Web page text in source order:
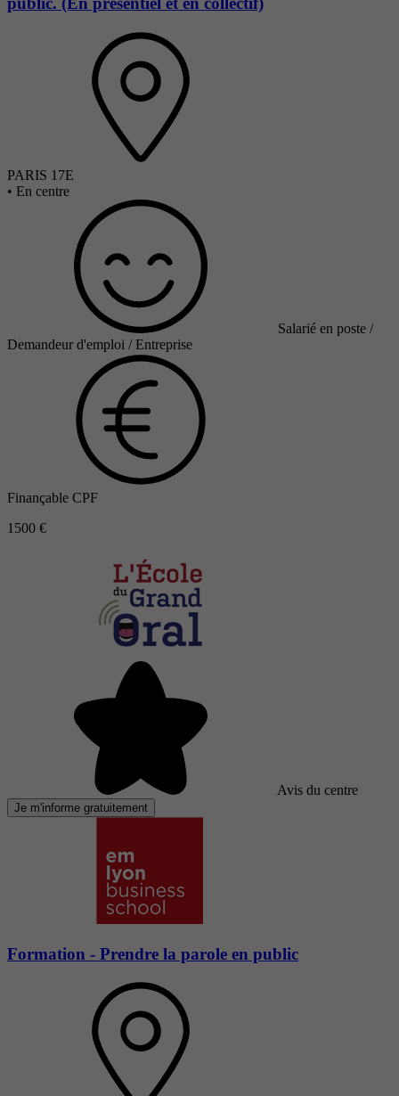
PARIS 17E
• En centre
Salarié en poste /
Demandeur d'emploi / Entreprise
Finançable CPF
1500 €
Avis du centre
Je m'informe gratuitement
Formation - Prendre la parole en public